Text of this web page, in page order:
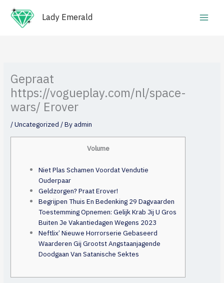
content
Lady Emerald
Gepraat
https://vogueplay.com/nl/space-
wars/ Erover
/Uncategorized/ Byadmin
Volume
Niet Plas Schamen Voordat Vendutie
Ouderpaar
Geldzorgen? Praat Erover!
Begrijpen Thuis En Bedenking 29 Dagvaarden
Toestemming Opnemen: Gelijk Krab Jij U Gros
Buiten Je Vakantiedagen Wegens 2023
Neftlix’ Nieuwe Horrorserie Gebaseerd
Waarderen Gij Grootst Angstaanjagende
Doodgaan Van Satanische Sektes